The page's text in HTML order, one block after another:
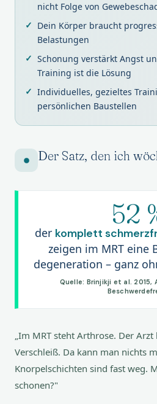
nicht Folge von
Dein Körper braucht
Belastungen
Schonung verstärkt Angst
Training ist die Lösung
Individuelles, gezieltes
persönlichen Baustellen
Der Satz, den ich
52
der komplett
zeigen im MRT eine
degeneration – ganz
Quelle: Brinjikji et al. 2015,
„Im MRT steht Arthrose. Der
Verschleiß. Da kann man nichts
Knorpelschichten sind fast weg.
schonen?"